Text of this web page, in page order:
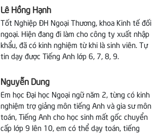
Lê Hồng Hạnh
Tốt Nghiệp ĐH Ngoại Thương, khoa Kinh tế đối
ngoại. Hiện đang đi làm cho công ty xuất nhập
khẩu, đã có kinh nghiệm từ khi là sinh viên. Tự
tin dạy được Tiếng Anh lớp 6, 7, 8, 9.
Nguyễn Dung
Em học Đại học Ngoại ngữ năm 2, từng có kinh
nghiệm trợ giảng môn tiếng Anh và gia sư môn
toán, Tiếng Anh cho học sinh mất gốc chuyển
cấp lớp 9 lên 10, em có thể dạy toán, tiếng